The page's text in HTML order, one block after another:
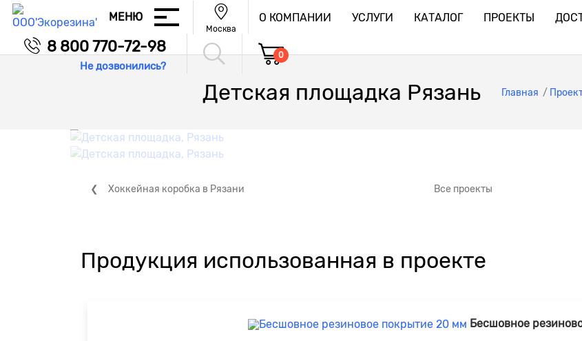
МЕНЮ
Москва
О КОМПАНИИ УСЛУГИ КАТАЛОГ ПРОЕКТЫ
8 800 770-72-98
Не дозвонились?
0
Детская площадка Рязань Главная /
Хоккейная коробка в Рязани Все проекты
Продукция использованная в проекте
Бесшовное